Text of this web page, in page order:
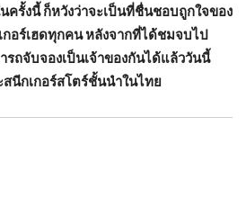
ครั้งนี้ ก็หวังว่าจะเป็นที่ชื่นชอบถูกใจของ
อร์เฮดทุกคน หลังจากที่ได้ชมจบไป
ถจับจองเป็นเจ้าของกันได้แล้ววันนี้
นีกเกอร์สโตร์ชั้นนำในไทย